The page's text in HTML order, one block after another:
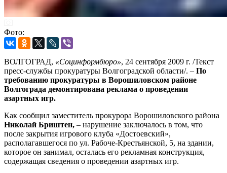
Фото:
ВОЛГОГРАД, «Социнформбюро», 24 сентября 2009 г. /Текст
пресс-службы прокуратуры Волгоградской области/. – По
требованию прокуратуры в Ворошиловском районе
Волгограда демонтирована реклама о проведении
азартных игр.
Как сообщил заместитель прокурора Ворошиловского района
Николай Бриштен, – нарушение заключалось в том, что
после закрытия игрового клуба «Достоевский»,
располагавшегося по ул. Рабоче-Крестьянской, 5, на здании,
которое он занимал, осталась его рекламная конструкция,
содержащая сведения о проведении азартных игр.